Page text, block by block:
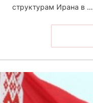
структурам Ирана в …